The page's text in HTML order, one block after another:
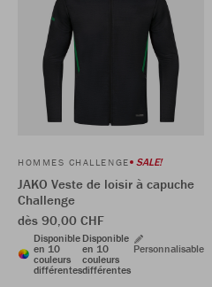
HOMMES CHALLENGE SALE!
JAKO Veste de loisir à capuche
Challenge
dès 90,00 CHF
Disponible
en 10
couleurs
différentes
Disponible
en 10
couleurs
différentes
Personnalisable